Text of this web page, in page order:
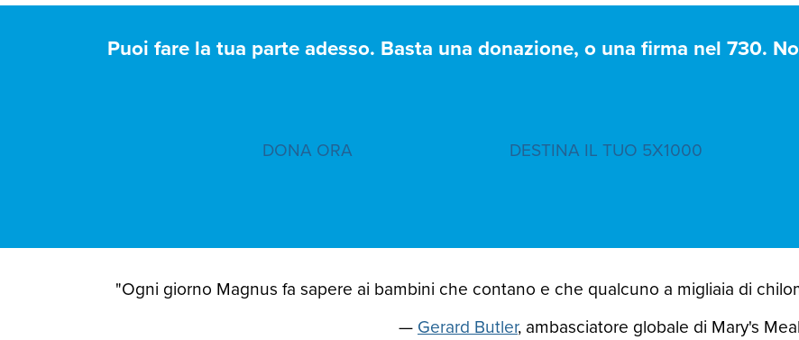
Puoi fare la tua parte adesso. Basta una donazione, o una firma nel 730.
DONA ORA DESTINA IL TUO 5X1000
"Ogni giorno Magnus fa sapere ai bambini che contano e che qualcuno a migliaia di
— Gerard Butler, ambasciatore globale di Mary's